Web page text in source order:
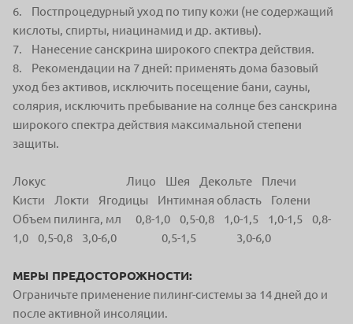
6. Постпроцедурный уход по типу кожи (не содержащий
кислоты, спирты, ниацинамид и др. активы).
7. Нанесение санскрина широкого спектра действия.
8. Рекомендации на 7 дней: применять дома базовый
уход без активов, исключить посещение бани, сауны,
солярия, исключить пребывание на солнце без санскрина
широкого спектра действия максимальной степени
защиты.
Локус Лицо Шея Декольте Плечи
Кисти Локти Ягодицы Интимная область Голени
Объем пилинга, мл 0,8-1,0 0,5-0,8 1,0-1,5 1,0-1,5 0,8-
1,0 0,5-0,8 3,0-6,0 0,5-1,5 3,0-6,0
МЕРЫ ПРЕДОСТОРОЖНОСТИ:
Ограничьте применение пилинг-системы за 14 дней до и
после активной инсоляции.